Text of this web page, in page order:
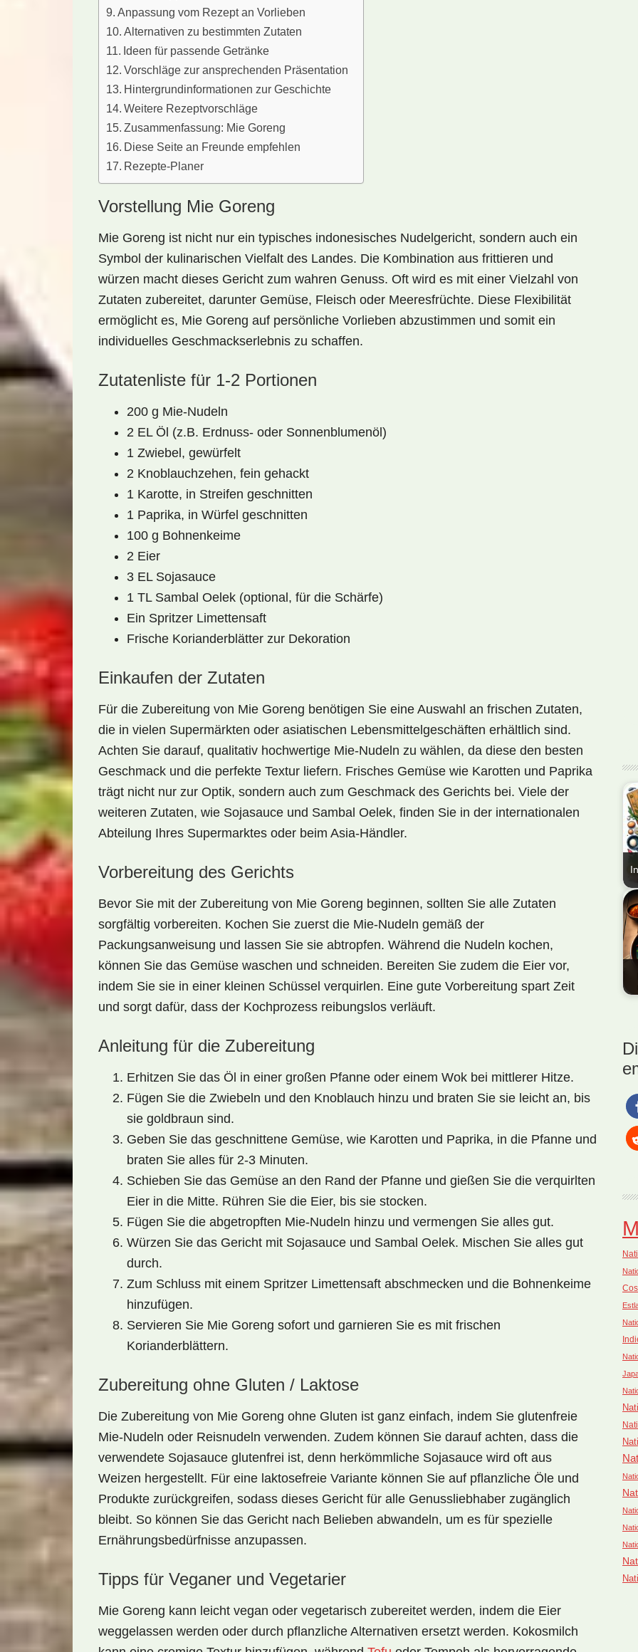
Anpassung vom Rezept an Vorlieben
Alternativen zu bestimmten Zutaten
Ideen für passende Getränke
Vorschläge zur ansprechenden Präsentation
Hintergrundinformationen zur Geschichte
Weitere Rezeptvorschläge
Zusammenfassung: Mie Goreng
Diese Seite an Freunde empfehlen
Rezepte-Planer
Vorstellung Mie Goreng
Mie Goreng ist nicht nur ein typisches indonesisches Nudelgericht, sondern auch ein
Symbol der kulinarischen Vielfalt des Landes. Die Kombination aus frittieren und
würzen macht dieses Gericht zum wahren Genuss. Oft wird es mit einer Vielzahl von
Zutaten zubereitet, darunter Gemüse, Fleisch oder Meeresfrüchte. Diese Flexibilität
ermöglicht es, Mie Goreng auf persönliche Vorlieben abzustimmen und somit ein
individuelles Geschmackserlebnis zu schaffen.
Zutatenliste für 1-2 Portionen
200 g Mie-Nudeln
2 EL Öl (z.B. Erdnuss- oder Sonnenblumenöl)
1 Zwiebel, gewürfelt
2 Knoblauchzehen, fein gehackt
1 Karotte, in Streifen geschnitten
1 Paprika, in Würfel geschnitten
100 g Bohnenkeime
2 Eier
3 EL Sojasauce
1 TL Sambal Oelek (optional, für die Schärfe)
Ein Spritzer Limettensaft
Frische Korianderblätter zur Dekoration
Einkaufen der Zutaten
Für die Zubereitung von Mie Goreng benötigen Sie eine Auswahl an frischen Zutaten,
die in vielen Supermärkten oder asiatischen Lebensmittelgeschäften erhältlich sind.
Achten Sie darauf, qualitativ hochwertige Mie-Nudeln zu wählen, da diese den besten
Geschmack und die perfekte Textur liefern. Frisches Gemüse wie Karotten und Paprika
trägt nicht nur zur Optik, sondern auch zum Geschmack des Gerichts bei. Viele der
weiteren Zutaten, wie Sojasauce und Sambal Oelek, finden Sie in der internationalen
Abteilung Ihres Supermarktes oder beim Asia-Händler.
Vorbereitung des Gerichts
Bevor Sie mit der Zubereitung von Mie Goreng beginnen, sollten Sie alle Zutaten
sorgfältig vorbereiten. Kochen Sie zuerst die Mie-Nudeln gemäß der
Packungsanweisung und lassen Sie sie abtropfen. Während die Nudeln kochen,
können Sie das Gemüse waschen und schneiden. Bereiten Sie zudem die Eier vor,
indem Sie sie in einer kleinen Schüssel verquirlen. Eine gute Vorbereitung spart Zeit
und sorgt dafür, dass der Kochprozess reibungslos verläuft.
Anleitung für die Zubereitung
Erhitzen Sie das Öl in einer großen Pfanne oder einem Wok bei mittlerer Hitze.
Fügen Sie die Zwiebeln und den Knoblauch hinzu und braten Sie sie leicht an, bis
sie goldbraun sind.
Geben Sie das geschnittene Gemüse, wie Karotten und Paprika, in die Pfanne und
braten Sie alles für 2-3 Minuten.
Schieben Sie das Gemüse an den Rand der Pfanne und gießen Sie die verquirlten
Eier in die Mitte. Rühren Sie die Eier, bis sie stocken.
Fügen Sie die abgetropften Mie-Nudeln hinzu und vermengen Sie alles gut.
Würzen Sie das Gericht mit Sojasauce und Sambal Oelek. Mischen Sie alles gut
durch.
Zum Schluss mit einem Spritzer Limettensaft abschmecken und die Bohnenkeime
hinzufügen.
Servieren Sie Mie Goreng sofort und garnieren Sie es mit frischen
Korianderblättern.
Zubereitung ohne Gluten / Laktose
Die Zubereitung von Mie Goreng ohne Gluten ist ganz einfach, indem Sie glutenfreie
Mie-Nudeln oder Reisnudeln verwenden. Zudem können Sie darauf achten, dass die
verwendete Sojasauce glutenfrei ist, denn herkömmliche Sojasauce wird oft aus
Weizen hergestellt. Für eine laktosefreie Variante können Sie auf pflanzliche Öle und
Produkte zurückgreifen, sodass dieses Gericht für alle Genussliebhaber zugänglich
bleibt. So können Sie das Gericht nach Belieben abwandeln, um es für spezielle
Ernährungsbedürfnisse anzupassen.
Tipps für Veganer und Vegetarier
Mie Goreng kann leicht vegan oder vegetarisch zubereitet werden, indem die Eier
weggelassen werden oder durch pflanzliche Alternativen ersetzt werden. Kokosmilch